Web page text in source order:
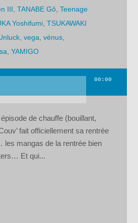
III ,TANABE Gô ,Teenage
Yoshifumi ,TSUKAWAKI
,vega ,vénus
,YAMIGO
00:00
de chauffe (bouillant,
fait officiellement sa rentrée
les mangas de la rentrée bien
Et qui...